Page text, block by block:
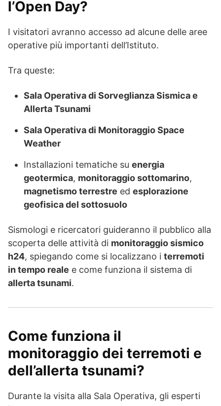
l’Open Day?
I visitatori avranno accesso ad alcune delle aree
operative più importanti dell’Istituto.
Tra queste:
Sala Operativa di Sorveglianza Sismica e
Allerta Tsunami
Sala Operativa di Monitoraggio Space
Weather
Installazioni tematiche su energia
geotermica, monitoraggio sottomarino,
magnetismo terrestre ed esplorazione
geofisica del sottosuolo
Sismologi e ricercatori guideranno il pubblico alla
scoperta delle attività di monitoraggio sismico
h24, spiegando come si localizzano i terremoti
in tempo reale e come funziona il sistema di
allerta tsunami.
Come funziona il
monitoraggio dei terremoti e
dell’allerta tsunami?
Durante la visita alla Sala Operativa, gli esperti